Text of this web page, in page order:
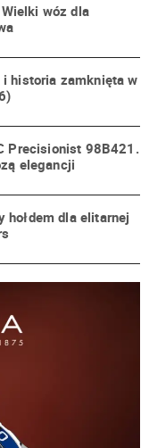
wóz dla
i historia zamknięta w
Precisionist 98B421.
elegancji
hołdem dla elitarnej